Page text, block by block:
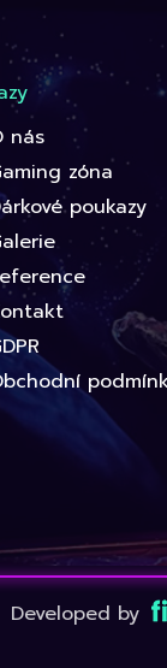
nás
zóna
poukazy
Developed by